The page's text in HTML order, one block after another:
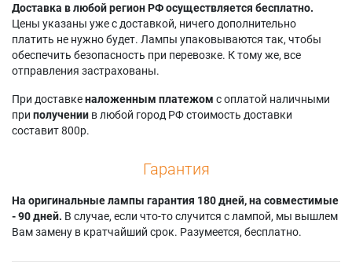
WIRELESS
Philips CCLEAR XG1
Philips LC3146/17
Philips LC3146/17B
Premier PD-X620
Доставка в любой регион РФ осуществляется бесплатно.
Цены указаны уже с доставкой, ничего дополнительно
платить не нужно будет. Лампы упаковываются так, чтобы
обеспечить безопасность при перевозке. К тому же, все
отправления застрахованы.
При доставкеналоженным платежом с оплатой наличными
при получении в любой город РФ стоимость доставки
составит 800р.
Гарантия
На оригинальные лампы гарантия 180 дней, на совместимые
- 90 дней. В случае, если что-то случится с лампой, мы вышлем
Вам замену в кратчайший срок. Разумеется, бесплатно.